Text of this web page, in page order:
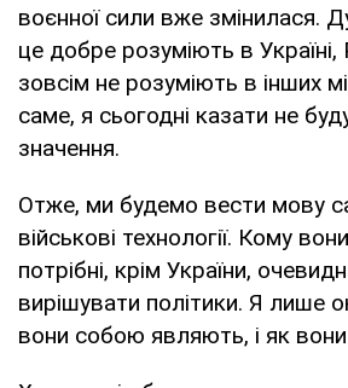
воєнної сили вже змінилася.
це добре розуміють в Україні,
зовсім не розуміють в інших
саме, я сьогодні казати не
значення.
Отже, ми будемо вести мову
військові технології. Кому
потрібні, крім України,
вирішувати політики. Я лише
вони собою являють, і як